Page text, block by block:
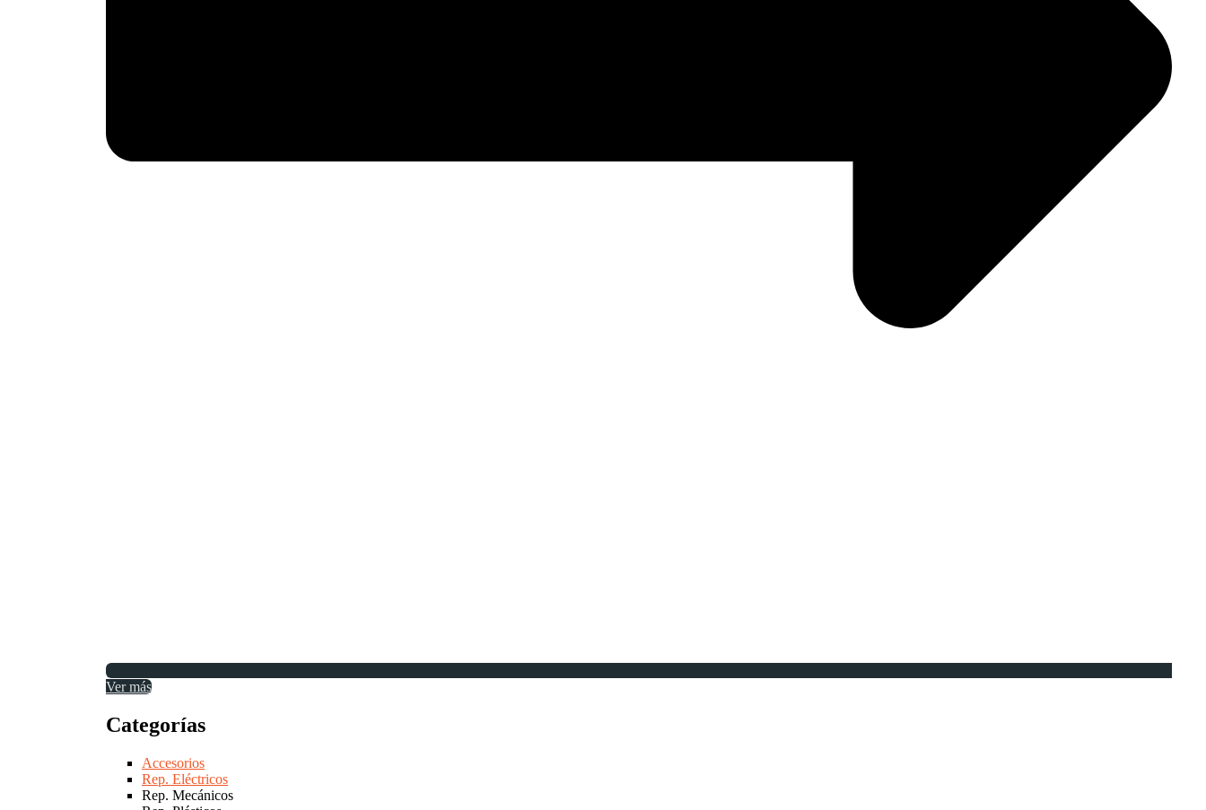
Ver más
Categorías
Accesorios
Rep. Eléctricos
Rep. Mecánicos